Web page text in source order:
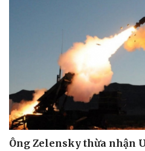
Ông Zelensky thừa nhận